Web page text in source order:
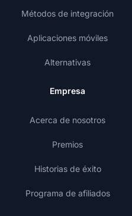
Métodos de integración
Aplicaciones móviles
Alternativas
Empresa
Acerca de nosotros
Premios
Historias de éxito
Programa de afiliados